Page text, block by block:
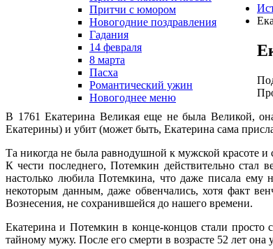
Притчи с юмором
Новогодние поздравления
Гадания
14 февраля
8 марта
Пасха
Романтический ужин
Новогоднее меню
В 1761 Екатерина Великая еще не была Великой,
Екатерины) и убит (может быть, Екатерина сама
Та никогда не была равнодушной к мужской красоте и
К чести последнего, Потемкин действительно стал
настолько любила Потемкина, что даже писала
некоторым данным, даже обвенчались, хотя факт
Вознесения, не сохранившейся до нашего времени.
Екатерина и Потемкин в конце-концов стали просто
тайному мужу. После его смерти в возрасте 52 лет